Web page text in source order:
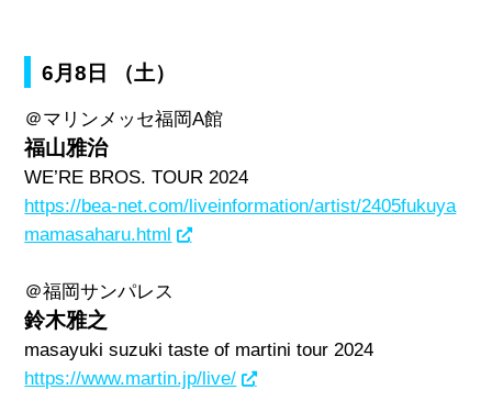
6月8日 （土）
＠マリンメッセ福岡A館
福山雅治
WE’RE BROS. TOUR 2024
https://bea-net.com/liveinformation/artist/2405fukuya
mamasaharu.html
＠福岡サンパレス
鈴木雅之
masayuki suzuki taste of martini tour 2024
https://www.martin.jp/live/